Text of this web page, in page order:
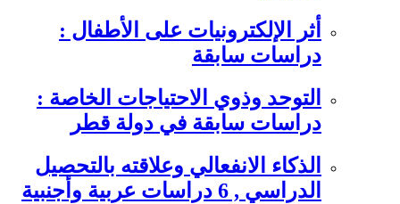
أثر الإلكترونيات على الأطفال :
دراسات سابقة
التوحد وذوي الاحتياجات الخاصة :
دراسات سابقة في دولة قطر
الذكاء الانفعالي وعلاقته بالتحصيل
الدراسي , 6 دراسات عربية وأجنبية